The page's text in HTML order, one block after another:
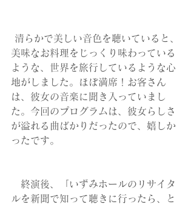
美味なお料理をじっくり味わっている
ような、世界を旅行しているような心
地がしました。ほぼ満席！お客さん
は、彼女の音楽に聞き入っていまし
た。今回のプログラムは、彼女らしさ
が溢れる曲ばかりだったので、嬉しか
ったです。
終演後、「いずみホールのリサイタ
ルを新聞で知って聴きに行ったら、と